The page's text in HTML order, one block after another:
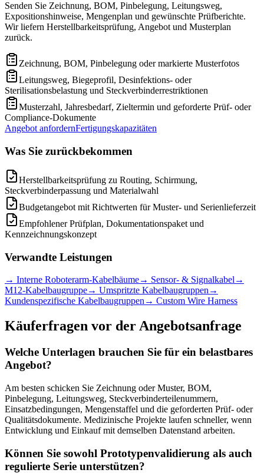
Senden Sie Zeichnung, BOM, Pinbelegung, Leitungsweg,
Expositionshinweise, Mengenplan und gewünschte Prüfberichte.
Wir liefern Herstellbarkeitsprüfung, Angebot und Musterplan
zurück.
Zeichnung, BOM, Pinbelegung oder markierte Musterfotos
Leitungsweg, Biegeprofil, Desinfektions- oder
Sterilisationsbelastung und Steckverbinderrestriktionen
Musterzahl, Jahresbedarf, Zieltermin und geforderte Prüf- oder
Compliance-Dokumente
Angebot anfordernFertigungskapazitäten
Was Sie zurückbekommen
Herstellbarkeitsprüfung zu Routing, Schirmung,
Steckverbinderpassung und Materialwahl
Budgetangebot mit Richtwerten für Muster- und Serienlieferzeit
Empfohlener Prüfplan, Dokumentationspaket und
Kennzeichnungskonzept
Verwandte Leistungen
→ Interne Roboterarm-Kabelbäume→ Sensor- & Signalkabel →
M12-Kabelbaugruppe→ Umspritzte Kabelbaugruppen →
Kundenspezifische Kabelbaugruppen → Custom Wire Harness
Käuferfragen vor der Angebotsanfrage
Welche Unterlagen brauchen Sie für ein belastbares
Angebot?
Am besten schicken Sie Zeichnung oder Muster, BOM,
Pinbelegung, Leitungsweg, Steckverbinderteilenummern,
Einsatzbedingungen, Mengenstaffel und die geforderten Prüf- oder
Qualitätsdokumente. Medizinische Projekte laufen schneller, wenn
Entwicklung und Einkauf mit demselben Datenstand arbeiten.
Können Sie sowohl Prototypenvalidierung als auch
regulierte Serie unterstützen?